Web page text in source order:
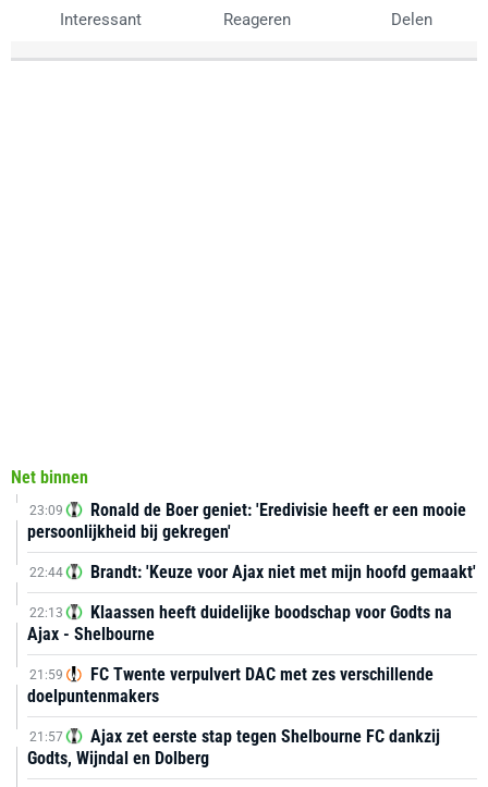
Interessant Reageren Delen
Net binnen
23:09
Ronald de Boer geniet: 'Eredivisie heeft er een mooie
persoonlijkheid bij gekregen'
22:44 Brandt: 'Keuze voor Ajax niet met mijn hoofd gemaakt'
22:13
Klaassen heeft duidelijke boodschap voor Godts na
Ajax - Shelbourne
21:59
FC Twente verpulvert DAC met zes verschillende
doelpuntenmakers
21:57
Ajax zet eerste stap tegen Shelbourne FC dankzij
Godts, Wijndal en Dolberg